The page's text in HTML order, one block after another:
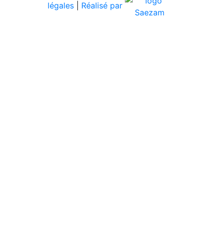
légales
Réalisé par